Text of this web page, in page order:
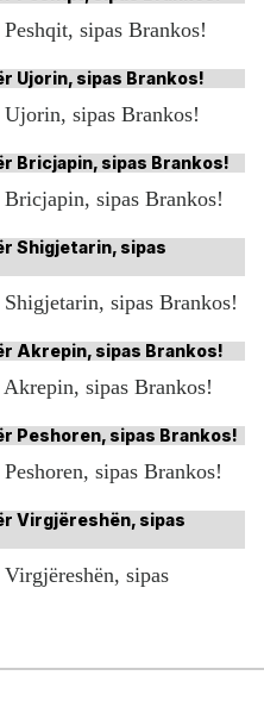
sipas Brankos!
sipas Brankos!
sipas Brankos!
sipas Brankos!
sipas Brankos!
sipas Brankos!
sipas